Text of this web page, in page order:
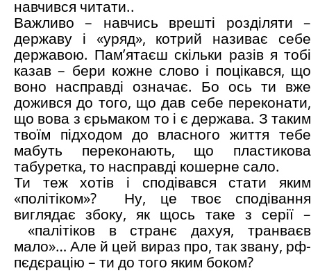
навчився читати..
Важливо – навчись врешті розділяти –
державу і «уряд», котрий називає себе
державою. Пам’ятаєш скільки разів я тобі
казав – бери кожне слово і поцікався, що
воно насправді означає. Бо ось ти вже
дожився до того, що дав себе переконати,
що вова з єрьмаком то і є держава. З таким
твоїм підходом до власного життя тебе
мабуть переконають, що пластикова
табуретка, то насправді кошерне сало.
Ти теж хотів і сподівався стати яким
«політіком»? Ну, це твоє сподівання
виглядає збоку, як щось таке з серії –
«палітіков в странє дахуя, транваєв
мало»… Але й цей вираз про, так звану, рф-
пєдєрацію – ти до того яким боком?